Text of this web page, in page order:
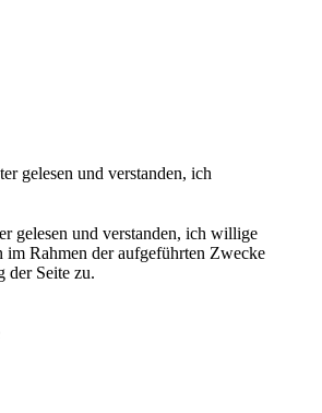
gelesen und verstanden, ich
gelesen und verstanden, ich willige
Rahmen der aufgeführten Zwecke
der Seite zu.